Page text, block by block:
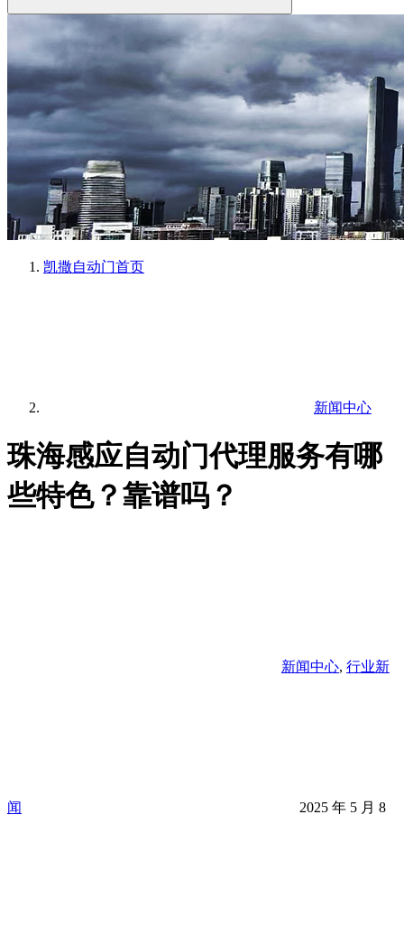
凯撒自动门首页
新闻中心
珠海感应自动门代理服务有哪
些特色？靠谱吗？
新闻中心, 行业新
闻 2025 年 5 月 8